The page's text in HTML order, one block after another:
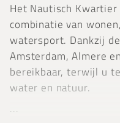
Het Nautisch
combinatie van
watersport. Dankzij
Amsterdam, Almere
bereikbaar, terwijl u
water en natuur.
...